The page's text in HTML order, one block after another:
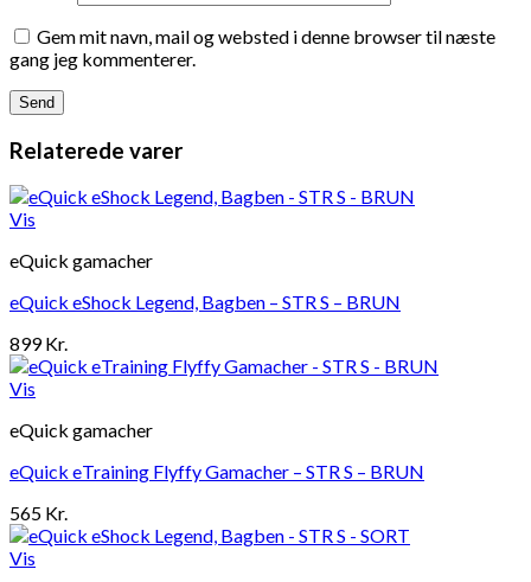
Gem mit navn, mail og websted i denne browser til næste
gang jeg kommenterer.
Relaterede varer
Vis
eQuick gamacher
eQuick eShock Legend, Bagben – STR S – BRUN
899Kr.
Vis
eQuick gamacher
eQuick eTraining Flyffy Gamacher – STR S – BRUN
565 Kr.
Vis